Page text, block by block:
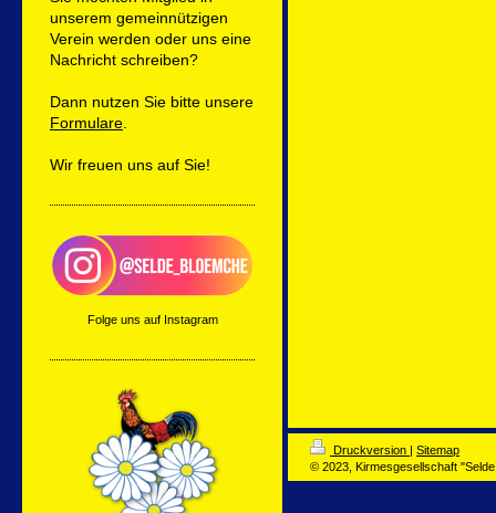
unserem gemeinnützigen
Verein werden oder uns eine
Nachricht schreiben?
Dann nutzen Sie bitte unsere
Formulare
Wir freuen uns auf Sie!
Folge uns auf Instagram
Druckversion | Sitemap
© 2023, Kirmesgesellschaft